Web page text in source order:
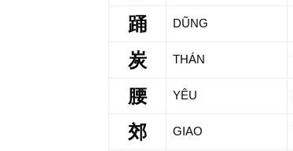
踊 DŨNG
炭 THÁN
腰 YÊU
郊 GIAO